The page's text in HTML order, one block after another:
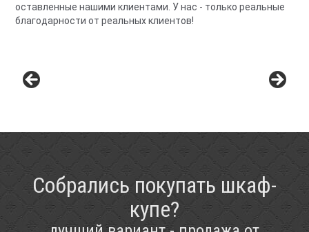
оставленные нашими клиентами. У нас - только реальные
благодарности от реальных клиентов!
Собрались покупать шкаф-
купе?